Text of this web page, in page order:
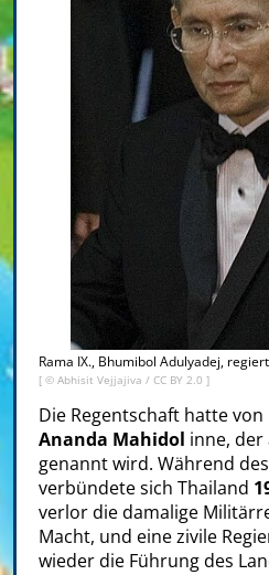
Rama IX., Bhumibol Adulyadej,
[ © Abhisit Vejjajiva / CC BY 2.0 ]
Die Regentschaft hatte von
Ananda Mahidol inne, der
genannt wird. Während des
verbündete sich Thailand
verlor die damalige
Macht, und eine zivile
wieder die Führung des